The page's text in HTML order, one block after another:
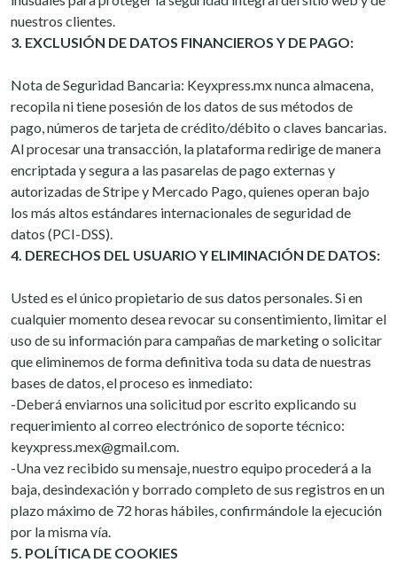
nuestros clientes.
3. EXCLUSIÓN DE DATOS FINANCIEROS Y DE PAGO:
Nota de Seguridad Bancaria: Keyxpress.mx nunca almacena,
recopila ni tiene posesión de los datos de sus métodos de
pago, números de tarjeta de crédito/débito o claves bancarias.
Al procesar una transacción, la plataforma redirige de manera
encriptada y segura a las pasarelas de pago externas y
autorizadas de Stripe y Mercado Pago, quienes operan bajo
los más altos estándares internacionales de seguridad de
datos (PCI-DSS).
4. DERECHOS DEL USUARIO Y ELIMINACIÓN DE DATOS:
Usted es el único propietario de sus datos personales. Si en
cualquier momento desea revocar su consentimiento, limitar el
uso de su información para campañas de marketing o solicitar
que eliminemos de forma definitiva toda su data de nuestras
bases de datos, el proceso es inmediato:
-Deberá enviarnos una solicitud por escrito explicando su
requerimiento al correo electrónico de soporte técnico:
keyxpress.mex@gmail.com.
-Una vez recibido su mensaje, nuestro equipo procederá a la
baja, desindexación y borrado completo de sus registros en un
plazo máximo de 72 horas hábiles, confirmándole la ejecución
por la misma vía.
5. POLÍTICA DE COOKIES